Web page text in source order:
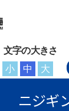
文字の大きさ
小
中 大
ニジギ